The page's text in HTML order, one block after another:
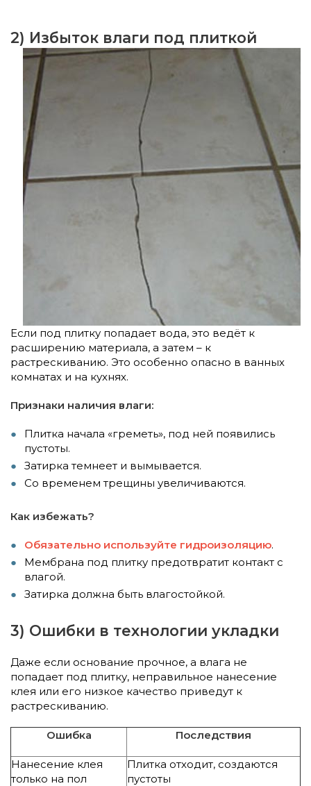
2) Избыток влаги под плиткой
Если под плитку попадает вода, это ведёт к
расширению материала, а затем – к
растрескиванию. Это особенно опасно в ванных
комнатах и на кухнях.
Признаки наличия влаги:
Плитка начала «греметь», под ней появились
пустоты.
Затирка темнеет и вымывается.
Со временем трещины увеличиваются.
Как избежать?
Обязательно используйте гидроизоляцию.
Мембрана под плитку предотвратит контакт с
влагой.
Затирка должна быть влагостойкой.
3) Ошибки в технологии укладки
Даже если основание прочное, а влага не
попадает под плитку, неправильное нанесение
клея или его низкое качество приведут к
растрескиванию.
Ошибка Последствия
Нанесение клея
только на пол
Плитка отходит, создаются
пустоты